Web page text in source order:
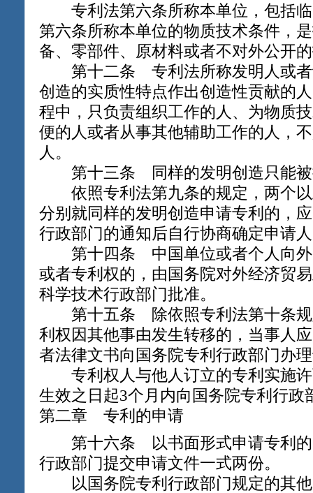
专利法第六条所称本单位，包括临
第六条所称本单位的物质技术条件，
备、零部件、原材料或者不对外公开
第十二条 专利法所称发明人或者
创造的实质性特点作出创造性贡献的
程中，只负责组织工作的人、为物质
便的人或者从事其他辅助工作的人，
人。
第十三条 同样的发明创造只能被
依照专利法第九条的规定，两个以
分别就同样的发明创造申请专利的，
行政部门的通知后自行协商确定申请
第十四条 中国单位或者个人向外
或者专利权的，由国务院对外经济贸
科学技术行政部门批准。
第十五条 除依照专利法第十条规
利权因其他事由发生转移的，当事人
者法律文书向国务院专利行政部门办
专利权人与他人订立的专利实施许
生效之日起3个月内向国务院专利行政
第二章 专利的申请
第十六条 以书面形式申请专利的
行政部门提交申请文件一式两份。
以国务院专利行政部门规定的其他